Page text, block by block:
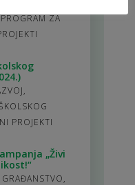
PROGRAM ZA
,
PROJEKTI
„Živi
,